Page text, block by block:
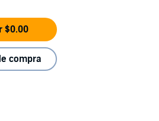
$0.00
compra